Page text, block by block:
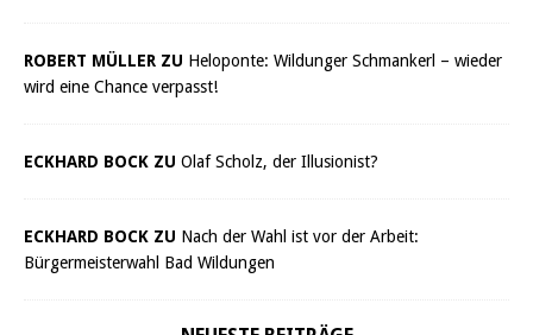
ROBERT MÜLLER ZU Heloponte: Wildunger Schmankerl – wieder
wird eine Chance verpasst!
ECKHARD BOCK ZU Olaf Scholz, der Illusionist?
ECKHARD BOCK ZU Nach der Wahl ist vor der Arbeit:
Bürgermeisterwahl Bad Wildungen